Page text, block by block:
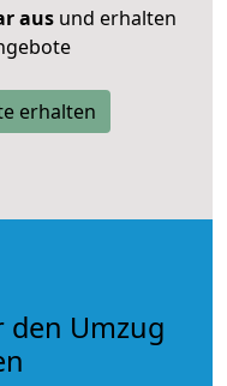
ausund erhalten
erhalten
den Umzug